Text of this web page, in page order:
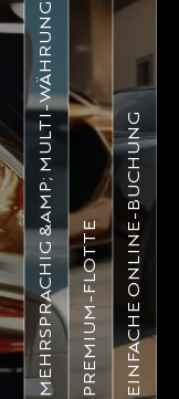
MEHRSPRACHIG &AMP; MULTI-WÄHRUNGPREMIUM-FLOTTEEINFACHE ONLINE-BUCHUNG